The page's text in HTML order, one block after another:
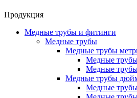
Продукция
Медные трубы и фитинги
Медные трубы
Медные трубы
Медные трубы
Медные трубы
Медные трубы
Медные